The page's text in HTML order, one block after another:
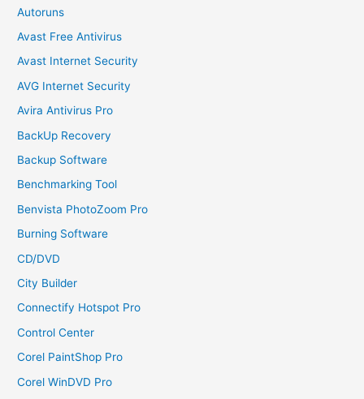
Autoruns
Avast Free Antivirus
Avast Internet Security
AVG Internet Security
Avira Antivirus Pro
BackUp Recovery
Backup Software
Benchmarking Tool
Benvista PhotoZoom Pro
Burning Software
CD/DVD
City Builder
Connectify Hotspot Pro
Control Center
Corel PaintShop Pro
Corel WinDVD Pro